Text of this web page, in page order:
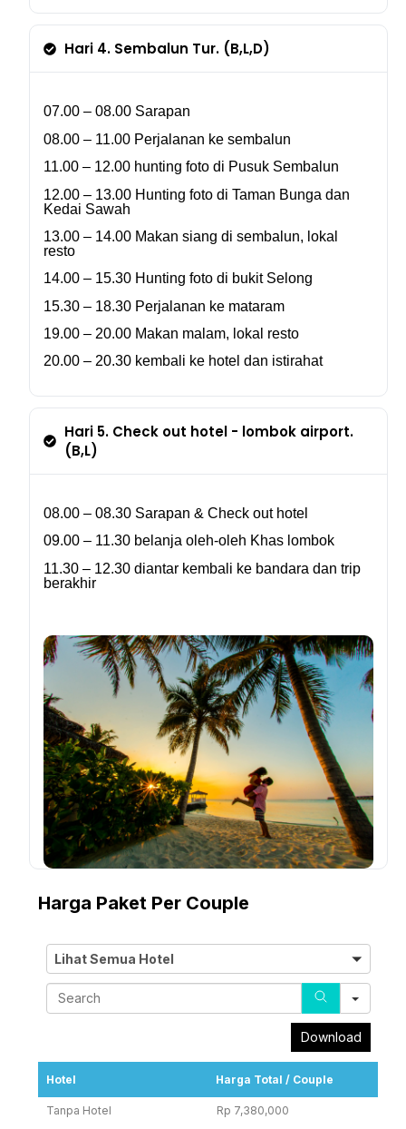
Hari 4. Sembalun Tur. (B,L,D)
07.00 – 08.00 Sarapan
08.00 – 11.00 Perjalanan ke sembalun
11.00 – 12.00 hunting foto di Pusuk Sembalun
12.00 – 13.00 Hunting foto di Taman Bunga dan
Kedai Sawah
13.00 – 14.00 Makan siang di sembalun, lokal
resto
14.00 – 15.30 Hunting foto di bukit Selong
15.30 – 18.30 Perjalanan ke mataram
19.00 – 20.00 Makan malam, lokal resto
20.00 – 20.30 kembali ke hotel dan istirahat
Hari 5. Check out hotel - lombok airport.
(B,L)
08.00 – 08.30 Sarapan &Check out hotel
09.00 – 11.30 belanja oleh-oleh Khas lombok
11.30 – 12.30 diantar kembali ke bandara dantrip
berakhir
Harga Paket Per Couple
Lihat
Semua
Hotel
Lihat Semua Hotel
Download
Hotel Harga Total / Couple
Tanpa Hotel
Rp 7,380,000